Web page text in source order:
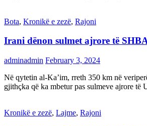
Bota, Kronikë e zezë, Rajoni
Irani dënon sulmet ajrore të
adminadmin February 3, 2024
Në qytetin al-Ka’im, rreth 350 km në
gjithçka që ka mbetur pas sulmeve ajrore të
Kronikë e zezë, Lajme, Rajoni